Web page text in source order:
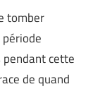
tomber
cette
de quand